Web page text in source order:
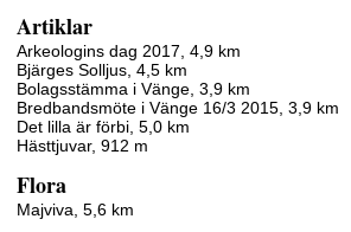
Artiklar
Arkeologins dag 2017, 4,9 km
Bjärges Solljus, 4,5 km
Bolagsstämma i Vänge, 3,9 km
Bredbandsmöte i Vänge 16/3 2015, 3,9 km
Det lilla är förbi, 5,0 km
Hästtjuvar, 912 m
Flora
Majviva, 5,6 km